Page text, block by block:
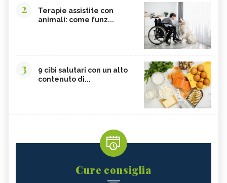
2
Terapie assistite con
animali: come funz...
3
9 cibi salutari con un alto
contenuto di...
Cure consiglia